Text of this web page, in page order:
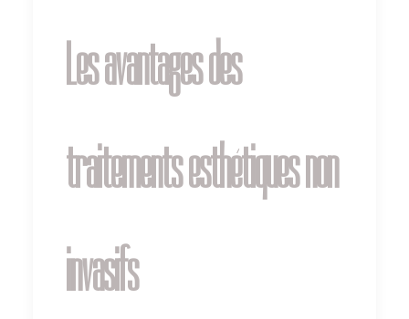
Les avantages des
traitements esthétiques non
invasifs